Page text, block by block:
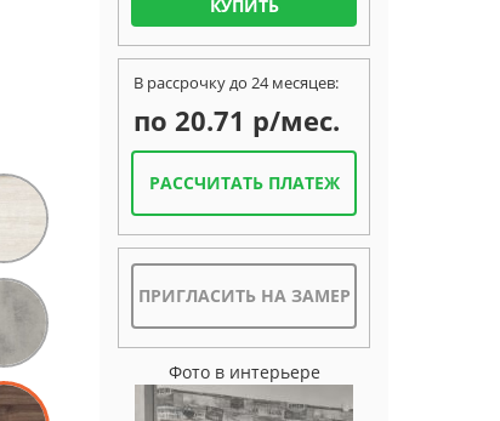
КУПИТЬ
В рассрочку до 24 месяцев:
по 20.71 р/мес.
РАССЧИТАТЬ ПЛАТЕЖ
ПРИГЛАСИТЬ НА ЗАМЕР
Фото в интерьере